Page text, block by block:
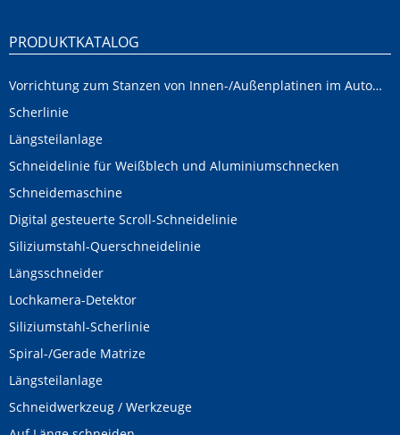
PRODUKTKATALOG
Vorrichtung zum Stanzen von Innen-/Außenplatinen im Automobilbereich
Scherlinie
Längsteilanlage
Schneidelinie für Weißblech und Aluminiumschnecken
Schneidemaschine
Digital gesteuerte Scroll-Schneidelinie
Siliziumstahl-Querschneidelinie
Längsschneider
Lochkamera-Detektor
Siliziumstahl-Scherlinie
Spiral-/Gerade Matrize
Längsteilanlage
Schneidwerkzeug / Werkzeuge